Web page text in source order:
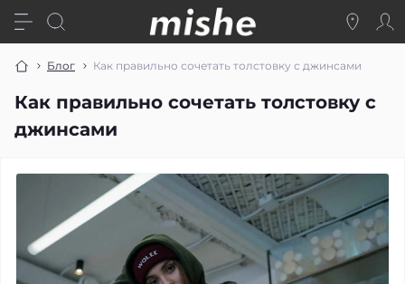
Блог Как правильно сочетать толстовку с джинсами
Как правильно сочетать толстовку с
джинсами